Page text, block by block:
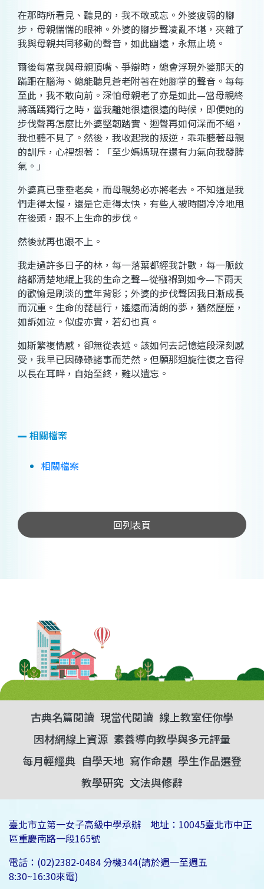
在那時所看見、聽見的，我不敢或忘。外婆疲弱的腳
步，母親惴惴的眼神。外婆的腳步聲凌亂不堪，夾雜了
我與母親共同移動的聲音，如此幽遠，永無止境。
爾後每當我與母親頂嘴、爭辯時，總會浮現外婆那天的
蹣跚在腦海、總能聽見蒼老附著在她腳掌的聲音。每每
至此，我不敢向前。深怕母親老了亦是如此—當母親終
將踽踽獨行之時，當我離她很遠很遠的時候，即便她的
步伐聲再怎麼比外婆堅韌踏實、迴聲再如何深而不絕，
我也聽不見了。然後，我收起我的叛逆，乖乖聽著母親
的訓斥，心裡想著：「至少媽媽現在還有力氣向我發脾
氣。」
外婆真已垂垂老矣，而母親勢必亦將老去。不知道是我
們走得太慢，還是它走得太快，有些人被時間冷冷地甩
在後頭，跟不上生命的步伐。
然後就再也跟不上。
我走過許多日子的林，每一落葉都經我計數，每一脈紋
絡都清楚地緄上我的生命之聲—從襁褓到如今—下雨天
的歡愉是刷淡的童年背影；外婆的步伐聲因我日漸成長
而沉重。生命的琵琶行，遙遠而清朗的夢，猶然歷歷，
如訴如泣。似虛亦實，若幻也真。
如斯繁複情感，卻無從表述。該如何去記憶這段深刻感
受，我早已因碌碌諸事而茫然。但願那迴旋往復之音得
以長在耳畔，自始至終，難以遺忘。
相關檔案
相關檔案
回列表頁
古典名篇閱讀 現當代閱讀 線上教室任你學
因材網線上資源 素養導向教學與多元評量
每月輕經典 自學天地 寫作命題 學生作品選登
教學研究 文法與修辭
臺北市立第一女子高級中學承辦 地址：10045臺北市中正
區重慶南路一段165號
電話：(02)2382-0484 分機344(請於週一至週五
8:30~16:30來電)